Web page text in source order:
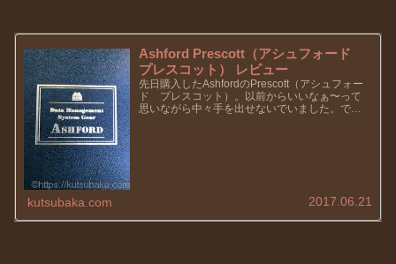
Ashford Prescott（アシュフォード
プレスコット） レビュー
先日購入したAshfordのPrescott（アシュフォー
ド プレスコット）。以前からいいなぁ〜って
思いながら中々手を出せないでいました。で
kutsubaka.com 2017.06.21